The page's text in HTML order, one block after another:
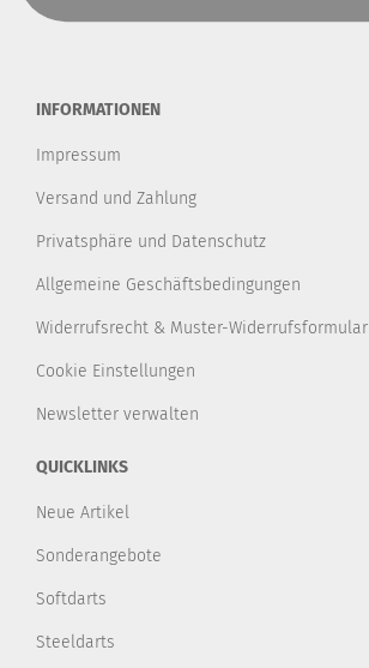
INFORMATIONEN
Impressum
Versand und Zahlung
Privatsphäre und Datenschutz
Allgemeine Geschäftsbedingungen
Widerrufsrecht & Muster-Widerrufsformular
Cookie Einstellungen
Newsletter verwalten
QUICKLINKS
Neue Artikel
Sonderangebote
Softdarts
Steeldarts